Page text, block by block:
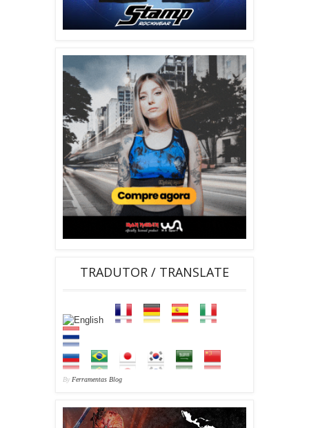
TRADUTOR / TRANSLATE
By Ferramentas Blog